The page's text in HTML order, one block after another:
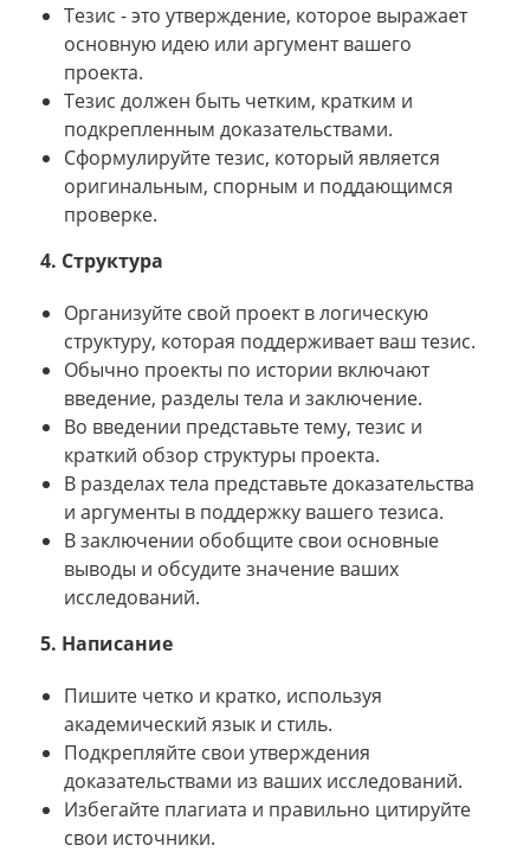
Тезис - это утверждение, которое выражает
основную идею или аргумент вашего
проекта.
Тезис должен быть четким, кратким и
подкрепленным доказательствами.
Сформулируйте тезис, который является
оригинальным, спорным и поддающимся
проверке.
4. Структура
Организуйте свой проект в логическую
структуру, которая поддерживает ваш тезис.
Обычно проекты по истории включают
введение, разделы тела и заключение.
Во введении представьте тему, тезис и
краткий обзор структуры проекта.
В разделах тела представьте доказательства
и аргументы в поддержку вашего тезиса.
В заключении обобщите свои основные
выводы и обсудите значение ваших
исследований.
5. Написание
Пишите четко и кратко, используя
академический язык и стиль.
Подкрепляйте свои утверждения
доказательствами из ваших исследований.
Избегайте плагиата и правильно цитируйте
свои источники.